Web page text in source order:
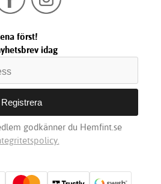
först!
idag
godkänner du Hemfint.se